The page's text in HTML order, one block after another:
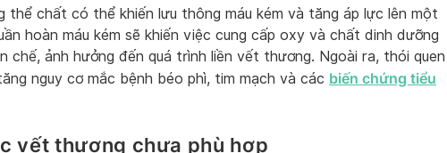
thể chất có thể khiến lưu thông máu kém và tăng áp lực lên một
hoàn máu kém sẽ khiến việc cung cấp oxy và chất dinh dưỡng
chế, ảnh hưởng đến quá trình liền vết thương. Ngoài ra, thói quen
nguy cơ mắc bệnh béo phì, tim mạch và các biến chứng tiểu
vết thương chưa phù hợp